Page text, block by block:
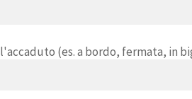
(es. a bordo, fermata, in